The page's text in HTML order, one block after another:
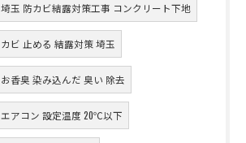
埼玉 防カビ結露対策工事 コンクリート下地
カビ 止める 結露対策 埼玉
お香臭 染み込んだ 臭い 除去
エアコン 設定温度 20℃以下